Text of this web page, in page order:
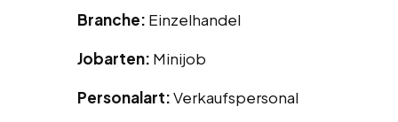
Branche: Einzelhandel
Jobarten: Minijob
Personalart:Verkaufspersonal